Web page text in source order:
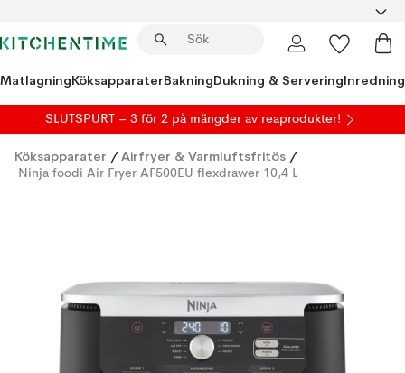
MatlagningKöksapparaterBakningDukning & ServeringInredning
SLUTSPURT – 3 för 2 på mängder av reaprodukter!
Köksapparater / Airfryer & Varmluftsfritös /
Ninja foodi Air Fryer AF500EU flexdrawer 10,4 L